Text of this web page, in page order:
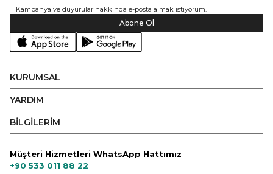
Kampanya ve duyurular hakkında e-posta almak istiyorum.
Abone Ol
KURUMSAL
YARDIM
BİLGİLERİM
Müşteri Hizmetleri WhatsApp Hattımız
+90 533 011 88 22